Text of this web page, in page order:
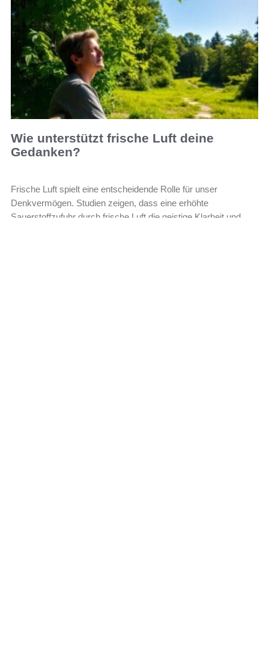
Wie unterstützt frische Luft deine
Gedanken?
Frische Luft spielt eine entscheidende Rolle für unser
Denkvermögen. Studien zeigen, dass eine erhöhte
Sauerstoffzufuhr durch frische Luft die geistige Klarheit und